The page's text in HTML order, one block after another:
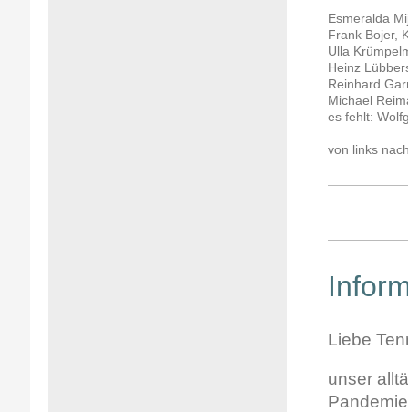
Esmeralda
Frank Bojer,
Ulla
Heinz
Reinhard
Michael
es fehlt:
von links
Liebe
unser